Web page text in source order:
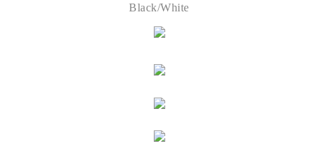
Black/White